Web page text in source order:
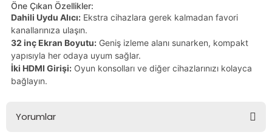
Öne Çıkan Özellikler:
Dahili Uydu Alıcı: Ekstra cihazlara gerek kalmadan favori
kanallarınıza ulaşın.
32 inç Ekran Boyutu: Geniş izleme alanı sunarken, kompakt
yapısıyla her odaya uyum sağlar.
İki HDMI Girişi: Oyun konsolları ve diğer cihazlarınızı kolayca
bağlayın.
Yorumlar